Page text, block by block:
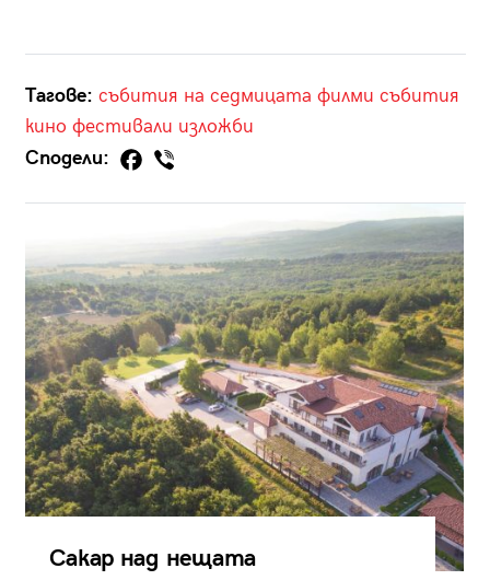
Тагове: събития на седмицата филми събития
кино фестивали изложби
Сподели:
Сакар над нещата